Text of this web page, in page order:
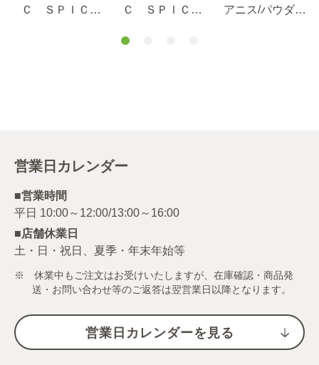
Ｃ ＳＰＩＣ
Ｃ ＳＰＩＣ
ン（パウダ
アニス/パウダー/
営業日カレンダー
■営業時間
■店舗休業日
土・日・祝日、夏季・年末年始等
※ 休業中もご注文はお受けいたしますが、在庫確認・商品発
送・お問い合わせ等のご返答は翌営業日以降となります。
営業日カレンダーを見る